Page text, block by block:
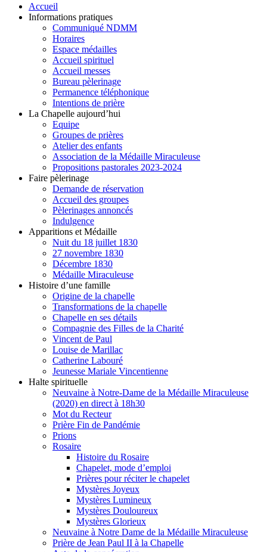
Accueil
Informations pratiques
Communiqué NDMM
Horaires
Espace médailles
Accueil spirituel
Accueil messes
Bureau pèlerinage
Permanence téléphonique
Intentions de prière
La Chapelle aujourd’hui
Equipe
Groupes de prières
Atelier des enfants
Association de la Médaille Miraculeuse
Propositions pastorales 2023-2024
Faire pèlerinage
Demande de réservation
Accueil des groupes
Pèlerinages annoncés
Indulgence
Apparitions et Médaille
Nuit du 18 juillet 1830
27 novembre 1830
Décembre 1830
Médaille Miraculeuse
Histoire d’une famille
Origine de la chapelle
Transformations de la chapelle
Chapelle en ses détails
Compagnie des Filles de la Charité
Vincent de Paul
Louise de Marillac
Catherine Labouré
Jeunesse Mariale Vincentienne
Halte spirituelle
Neuvaine à Notre-Dame de la Médaille Miraculeuse
(2020) en direct à 18h30
Mot du Recteur
Prière Fin de Pandémie
Prions
Rosaire
Histoire du Rosaire
Chapelet, mode d’emploi
Prières pour réciter le chapelet
Mystères Joyeux
Mystères Lumineux
Mystères Douloureux
Mystères Glorieux
Neuvaine à Notre Dame de la Médaille Miraculeuse
Prière de Jean Paul II à la Chapelle